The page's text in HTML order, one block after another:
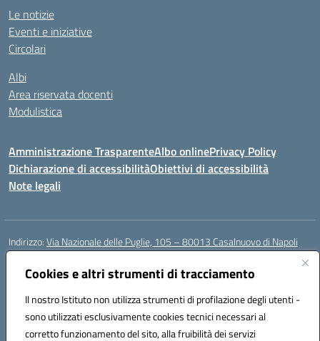
Cookies e altri strumenti di tracciamento
Il nostro Istituto non utilizza strumenti di profilazione degli utenti -
sono utilizzati esclusivamente cookies tecnici necessari al
corretto funzionamento del sito, alla fruibilità dei servizi
Le notizie
Eventi e iniziative
Circolari
Albi
Area riservata docenti
Modulistica
Amministrazione TrasparenteAlbo onlinePrivacy Policy
Dichiarazione di accessibilitàObiettivi di accessibilità
Note legali
Indirizzo:Via Nazionale delle Puglie, 105 – 80013 Casalnuovo di Napoli
Centralino:
Email:naee32300a@istruzione.it
Codice fiscale: 93007720639
Codice meccanografico:
NAEE32300A